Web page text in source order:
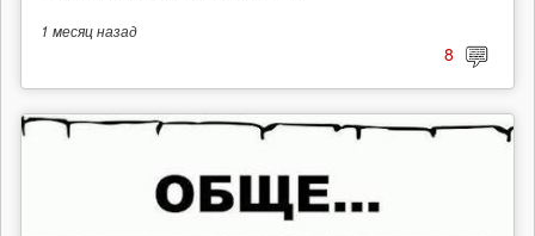
1 месяцназад
8